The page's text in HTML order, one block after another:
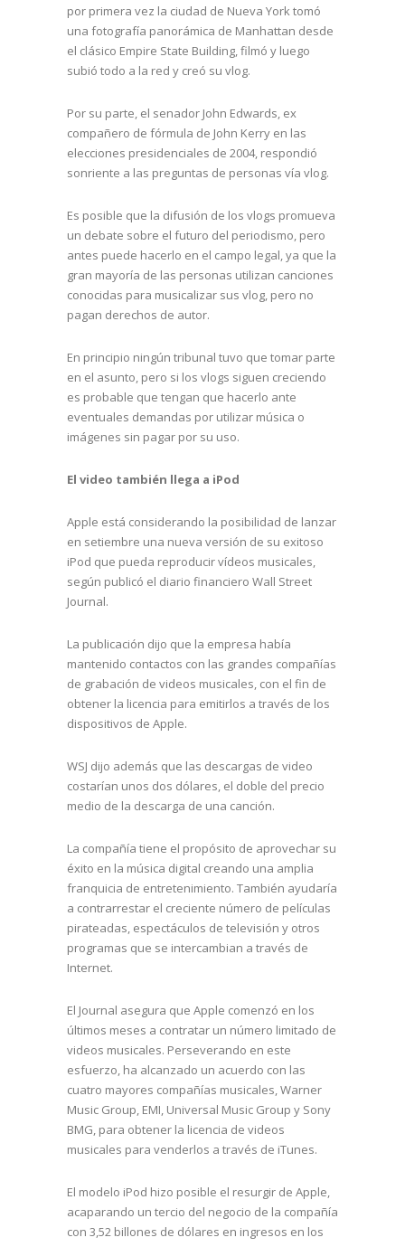
por primera vez la ciudad de Nueva York tomó
una fotografía panorámica de Manhattan desde
el clásico Empire State Building, filmó y luego
subió todo a la red y creó su vlog.
Por su parte, el senador John Edwards, ex
compañero de fórmula de John Kerry en las
elecciones presidenciales de 2004, respondió
sonriente a las preguntas de personas vía vlog.
Es posible que la difusión de los vlogs promueva
un debate sobre el futuro del periodismo, pero
antes puede hacerlo en el campo legal, ya que la
gran mayoría de las personas utilizan canciones
conocidas para musicalizar sus vlog, pero no
pagan derechos de autor.
En principio ningún tribunal tuvo que tomar parte
en el asunto, pero si los vlogs siguen creciendo
es probable que tengan que hacerlo ante
eventuales demandas por utilizar música o
imágenes sin pagar por su uso.
El video también llega a iPod
Apple está considerando la posibilidad de lanzar
en setiembre una nueva versión de su exitoso
iPod que pueda reproducir vídeos musicales,
según publicó el diario financiero Wall Street
Journal.
La publicación dijo que la empresa había
mantenido contactos con las grandes compañías
de grabación de videos musicales, con el fin de
obtener la licencia para emitirlos a través de los
dispositivos de Apple.
WSJ dijo además que las descargas de video
costarían unos dos dólares, el doble del precio
medio de la descarga de una canción.
La compañía tiene el propósito de aprovechar su
éxito en la música digital creando una amplia
franquicia de entretenimiento. También ayudaría
a contrarrestar el creciente número de películas
pirateadas, espectáculos de televisión y otros
programas que se intercambian a través de
Internet.
El Journal asegura que Apple comenzó en los
últimos meses a contratar un número limitado de
videos musicales. Perseverando en este
esfuerzo, ha alcanzado un acuerdo con las
cuatro mayores compañías musicales, Warner
Music Group, EMI, Universal Music Group y Sony
BMG, para obtener la licencia de videos
musicales para venderlos a través de iTunes.
El modelo iPod hizo posible el resurgir de Apple,
acaparando un tercio del negocio de la compañía
con 3,52 billones de dólares en ingresos en los